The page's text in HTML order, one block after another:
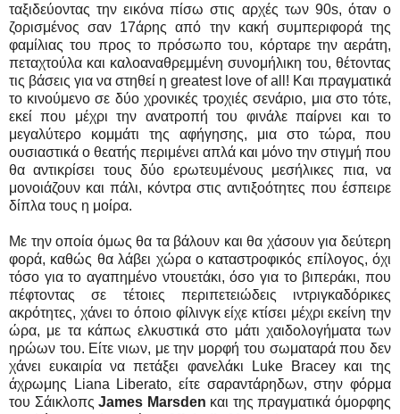
ταξιδεύοντας την εικόνα πίσω στις αρχές των 90s, όταν ο
ζορισμένος σαν 17άρης από την κακή συμπεριφορά της
φαμίλιας του προς το πρόσωπο του, κόρταρε την αεράτη,
πεταχτούλα και καλοαναθρεμμένη συνομήλικη του, θέτοντας
τις βάσεις για να στηθεί η greatest love of all! Και πραγματικά
το κινούμενο σε δύο χρονικές τροχιές σενάριο, μια στο τότε,
εκεί που μέχρι την ανατροπή του φινάλε παίρνει και το
μεγαλύτερο κομμάτι της αφήγησης, μια στο τώρα, που
ουσιαστικά ο θεατής περιμένει απλά και μόνο την στιγμή που
θα αντικρίσει τους δύο ερωτευμένους μεσήλικες πια, να
μονοιάζουν και πάλι, κόντρα στις αντιξοότητες που έσπειρε
δίπλα τους η μοίρα.
Με την οποία όμως θα τα βάλουν και θα χάσουν για δεύτερη
φορά, καθώς θα λάβει χώρα ο καταστροφικός επίλογος, όχι
τόσο για το αγαπημένο ντουετάκι, όσο για το βιπεράκι, που
πέφτοντας σε τέτοιες περιπετειώδεις ιντριγκαδόρικες
ακρότητες, χάνει το όποιο φίλινγκ είχε κτίσει μέχρι εκείνη την
ώρα, με τα κάπως ελκυστικά στο μάτι χαιδολογήματα των
ηρώων του. Είτε νιων, με την μορφή του σωματαρά που δεν
χάνει ευκαιρία να πετάξει φανελάκι Luke Bracey και της
άχρωμης Liana Liberato, είτε σαραντάρηδων, στην φόρμα
του ΣάικλοπςJames Marsden και της πραγματικά όμορφης